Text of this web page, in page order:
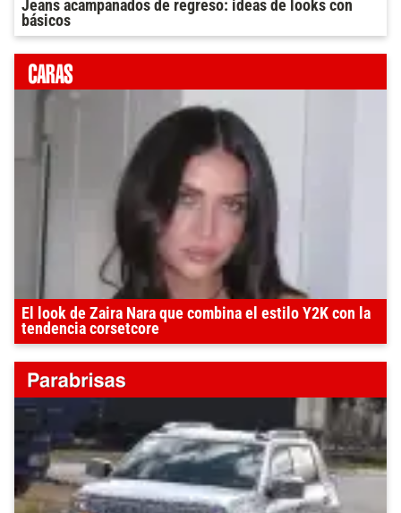
Jeans acampanados de regreso: ideas de looks con
básicos
El look de Zaira Nara que combina el estilo Y2K con la
tendencia corsetcore